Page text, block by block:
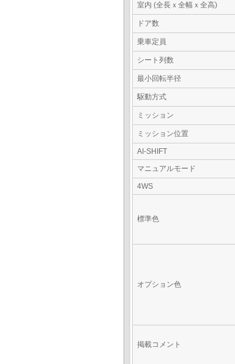
室内 (全長ｘ全幅ｘ全高)
ドア数
乗車定員
シート列数
最小回転半径
駆動方式
ミッション
ミッション位置
AI-SHIFT
マニュアルモード
4WS
標準色
オプション色
掲載コメント